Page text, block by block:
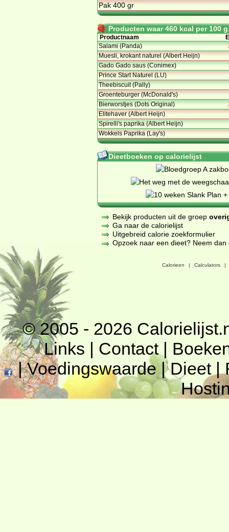
Pak 400 gr
Producten waar 460 kcal per 100
Productnaam
Salami (Panda)
Muesli, krokant naturel (Albert Heijn)
Gado Gado saus (Conimex)
Prince Start Naturel (LU)
Theebiscuit (Pally)
Groenteburger (McDonald's)
Bierworstjes (Dots Original)
Elitehaver (Albert Heijn)
Spirelli's paprika (Albert Heijn)
Wokkels Paprika (Lay's)
Dieetboeken op calorielijst
Bekijk producten uit de groep
Ga naar de calorielijst
Uitgebreid calorie zoekformulier
Opzoek naar een dieet? Neem
Calorieen | Calculators |
© 2005 - 2026
Links | Contact|
|Voedingswaarde|Dieet|